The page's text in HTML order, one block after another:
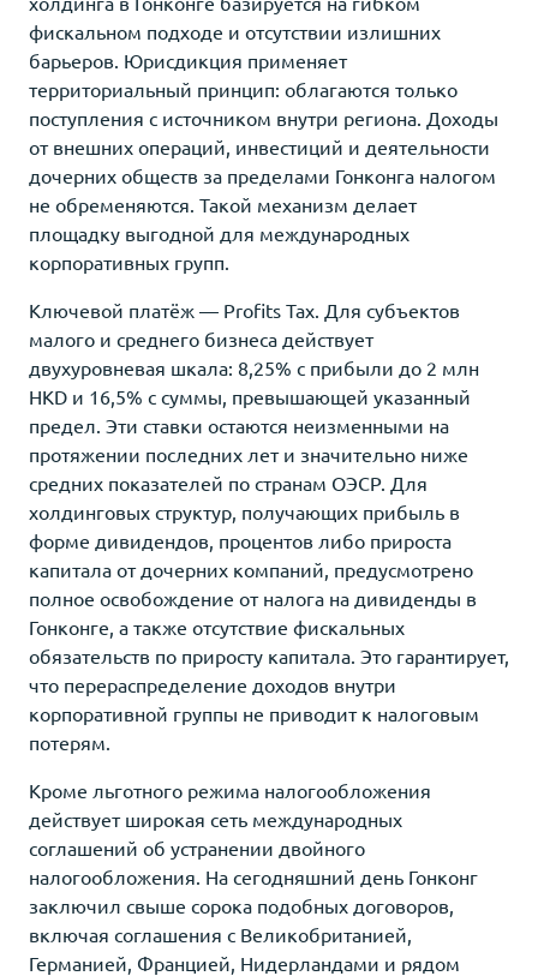
фискальном подходе и отсутствии излишних
барьеров. Юрисдикция применяет
территориальный принцип: облагаются только
поступления с источником внутри региона. Доходы
от внешних операций, инвестиций и деятельности
дочерних обществ за пределами Гонконга налогом
не обременяются. Такой механизм делает
площадку выгодной для международных
корпоративных групп.
Ключевой платёж — Profits Tax. Для субъектов
малого и среднего бизнеса действует
двухуровневая шкала: 8,25% с прибыли до 2 млн
HKD и 16,5% с суммы, превышающей указанный
предел. Эти ставки остаются неизменными на
протяжении последних лет и значительно ниже
средних показателей по странам ОЭСР. Для
холдинговых структур, получающих прибыль в
форме дивидендов, процентов либо прироста
капитала от дочерних компаний, предусмотрено
полное освобождение от налога на дивиденды в
Гонконге, а также отсутствие фискальных
обязательств по приросту капитала. Это гарантирует,
что перераспределение доходов внутри
корпоративной группы не приводит к налоговым
потерям.
Кроме льготного режима налогообложения
действует широкая сеть международных
соглашений об устранении двойного
налогообложения. На сегодняшний день Гонконг
заключил свыше сорока подобных договоров,
включая соглашения с Великобританией,
Германией, Францией, Нидерландами и рядом